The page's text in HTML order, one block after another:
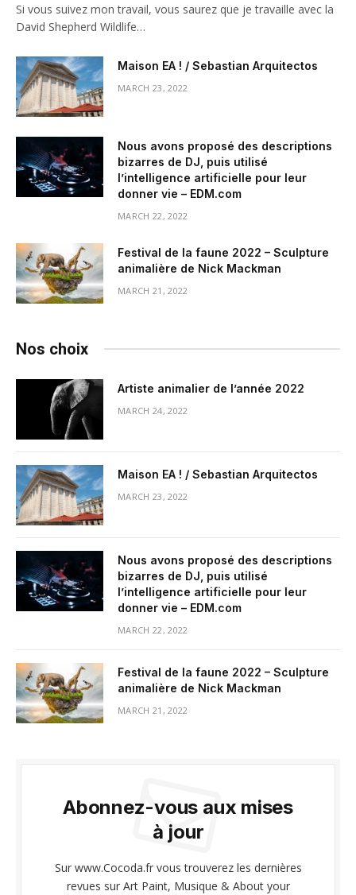
Si vous suivez mon travail, vous saurez que je travaille avec la
David Shepherd Wildlife…
Maison EA ! / Sebastian Arquitectos
MARCH 23, 2022
Nous avons proposé des descriptions
bizarres de DJ, puis utilisé
l’intelligence artificielle pour leur
donner vie – EDM.com
MARCH 22, 2022
Festival de la faune 2022 – Sculpture
animalière de Nick Mackman
MARCH 21, 2022
Nos choix
Artiste animalier de l’année 2022
MARCH 24, 2022
Maison EA ! / Sebastian Arquitectos
MARCH 23, 2022
Nous avons proposé des descriptions
bizarres de DJ, puis utilisé
l’intelligence artificielle pour leur
donner vie – EDM.com
MARCH 22, 2022
Festival de la faune 2022 – Sculpture
animalière de Nick Mackman
MARCH 21, 2022
Abonnez-vous aux mises
à jour
Sur www.Cocoda.fr vous trouverez les dernières
revues sur Art Paint, Musique & About your